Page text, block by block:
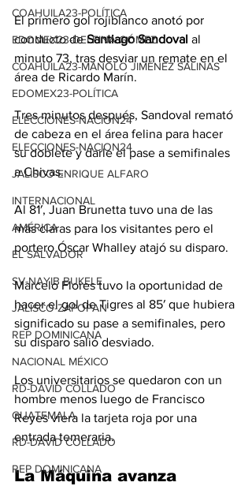
COAHUILA23-POLÍTICA
EDOMEX23-DELFINA GÓMEZ
COAHUILA23-MANOLO JIMÉNEZ SALINAS
EDOMEX23-POLÍTICA
ELECCIONES-NACION24
ELECCIONES-NACION24
JALISCO-ENRIQUE ALFARO
INTERNACIONAL
AMÉRICA
EL SALVADOR
SV-NAYIB BUKELE
JALISCO-ZAPOPAN
REP DOMINICANA
NACIONAL MÉXICO
RD-DAVID COLLADO
GUATEMALA
RD-DAVID COLLADO
REP DOMINICANA
El primero gol rojiblanco anotó por
conducto de Santiago Sandoval al
minuto 73, tras desviar un remate en el
área de Ricardo Marín.
Tres minutos después, Sandoval remató
de cabeza en el área felina para hacer
su doblete y darle el pase a semifinales
a Chivas.
Al 81′, Juan Brunetta tuvo una de las
más claras para los visitantes pero el
portero Óscar Whalley atajó su disparo.
Marcelo Flores tuvo la oportunidad de
hacer el gol de Tigres al 85′ que hubiera
significado su pase a semifinales, pero
su disparo salió desviado.
Los universitarios se quedaron con un
hombre menos luego de Francisco
Reyes viera la tarjeta roja por una
entrada temeraria.
La Máquina avanza